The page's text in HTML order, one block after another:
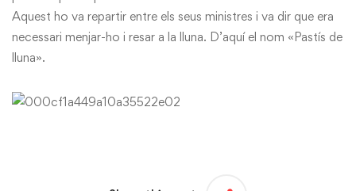
Aquest ho va repartir entre els seus ministres i va dir que era
necessari menjar-ho i resar a la lluna. D’aquí el nom «Pastís de
lluna».